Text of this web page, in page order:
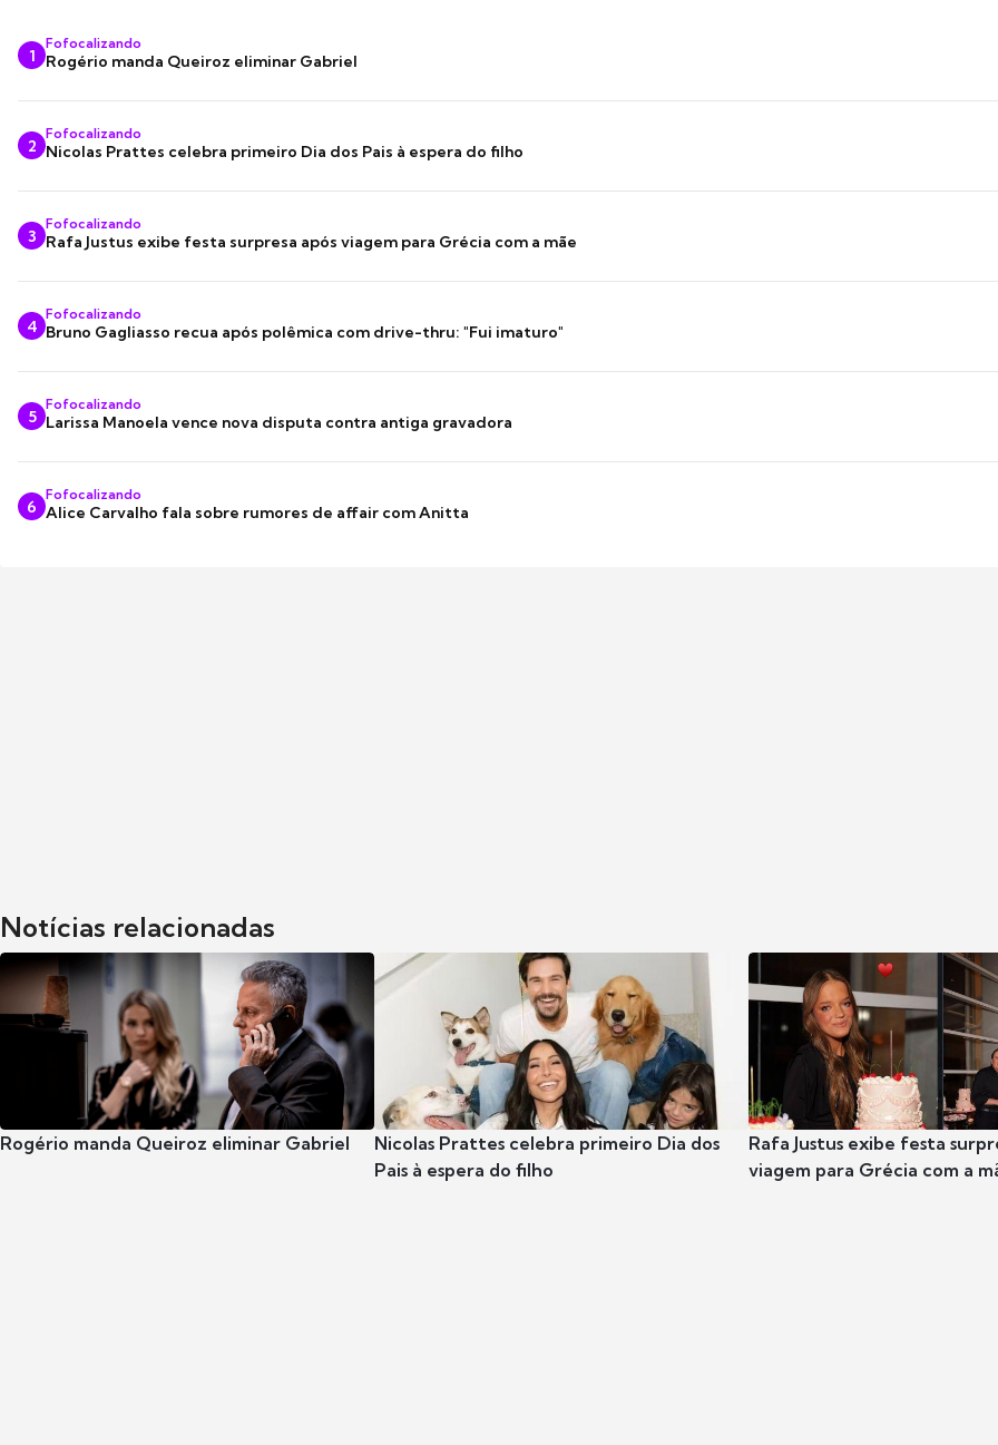
1
Fofocalizando
Rogério manda Queiroz eliminar Gabriel
2
Fofocalizando
Nicolas Prattes celebra primeiro Dia dos Pais à espera do filho
3
Fofocalizando
Rafa Justus exibe festa surpresa após viagem para Grécia com a mãe
4
Fofocalizando
Bruno Gagliasso recua após polêmica com drive-thru: "Fui imaturo"
5
Fofocalizando
Larissa Manoela vence nova disputa contra antiga gravadora
6
Fofocalizando
Alice Carvalho fala sobre rumores de affair com Anitta
Notícias relacionadas
Rogério manda Queiroz eliminar Gabriel
Nicolas Prattes celebra primeiro Dia dos
Pais à espera do filho
Rafa Justus exibe festa
viagem para Grécia com a